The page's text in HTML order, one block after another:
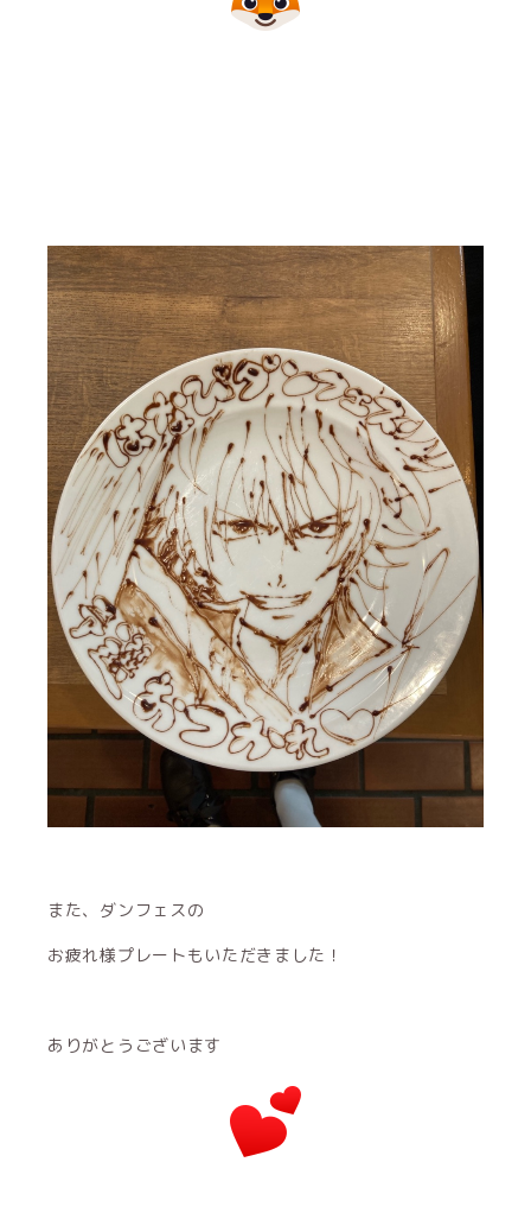
また、ダンフェスの
お疲れ様プレートもいただきました！
ありがとうございます